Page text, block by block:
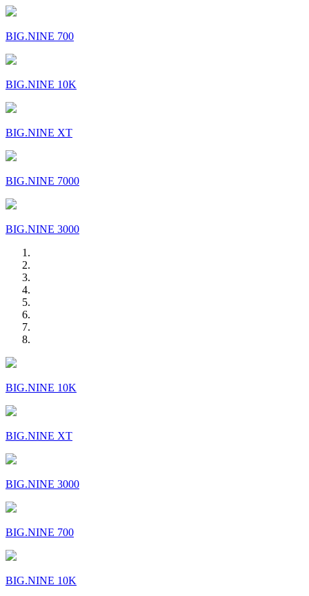
BIG.NINE 700
BIG.NINE 10K
BIG.NINE XT
BIG.NINE 7000
BIG.NINE 3000
BIG.NINE 10K
BIG.NINE XT
BIG.NINE 3000
BIG.NINE 700
BIG.NINE 10K